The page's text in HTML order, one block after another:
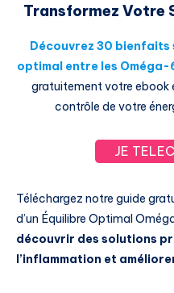
Transformez Votre
Découvrez 30 bienfaits
optimal entre les Oméga-
gratuitement votre ebook
contrôle de votre
JE
Téléchargez notre guide
d’un Équilibre Optimal
découvrir des solutions
l’inflammation et